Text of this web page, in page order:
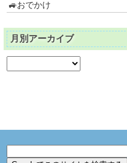
🚙おでかけ
月別アーカイブ